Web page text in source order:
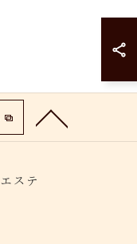
エステ